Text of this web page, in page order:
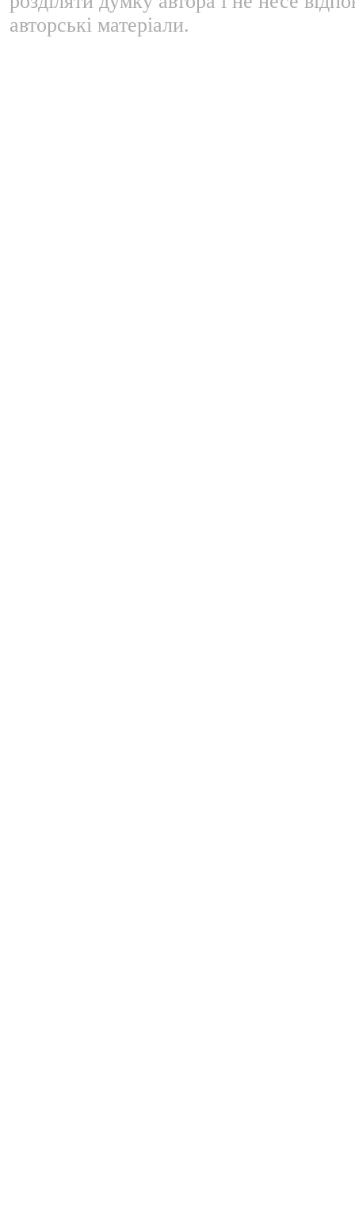
авторські матеріали.